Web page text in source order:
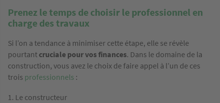
Prenez le temps de choisir le professionnel en
charge des travaux
Si l’on a tendance à minimiser cette étape, elle se révèle
pourtant cruciale pour vos finances. Dans le domaine de la
construction, vous avez le choix de faire appel à l’un de ces
trois professionnels :
Le constructeur